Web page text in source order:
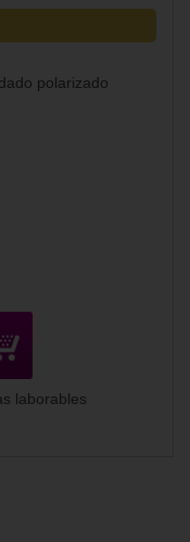
polarizado
laborables